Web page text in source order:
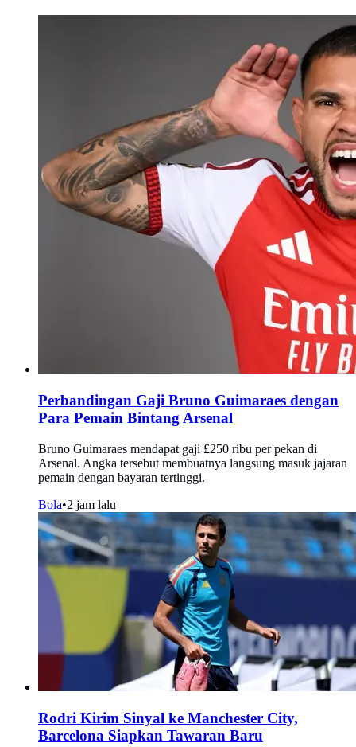
Perbandingan Gaji Bruno Guimaraes dengan
Para Pemain Bintang Arsenal
Bruno Guimaraes mendapat gaji £250 ribu per pekan di
Arsenal. Angka tersebut membuatnya langsung masuk jajaran
pemain dengan bayaran tertinggi.
Bola•2 jam lalu
Rodri Kirim Sinyal ke Manchester City,
Barcelona Siapkan Tawaran Baru